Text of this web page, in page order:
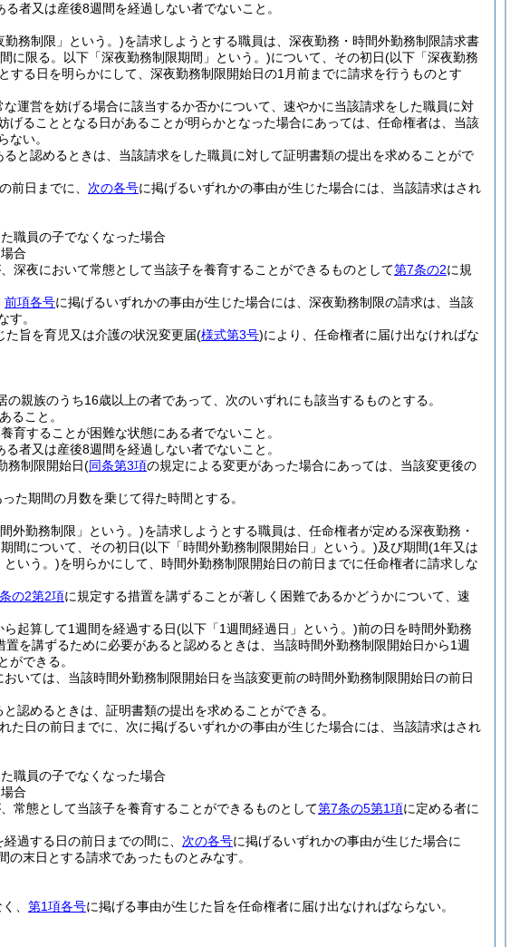
者又は産後8週間を経過しない者でないこと。
勤務制限」という。)を請求しようとする職員は、深夜勤務・時間外勤務制限請求書
に限る。以下「深夜勤務制限期間」という。)について、その初日(以下「深夜勤務
とする日を明らかにして、深夜勤務制限開始日の1月前までに請求を行うものとす
運営を妨げる場合に該当するか否かについて、速やかに当該請求をした職員に対
げることとなる日があることが明らかとなった場合にあっては、任命権者は、当該
ない。
と認めるときは、当該請求をした職員に対して証明書類の提出を求めることがで
前日までに、 次の各号に掲げるいずれかの事由が生じた場合には、当該請求はされ
職員の子でなくなった場合
合
深夜において常態として当該子を養育することができるものとして第7条の2に規
前項各号に掲げるいずれかの事由が生じた場合には、深夜勤務制限の請求は、当該
す。
た旨を育児又は介護の状況変更届(様式第3号)により、任命権者に届け出なければな
親族のうち16歳以上の者であって、次のいずれにも該当するものとする。
ること。
育することが困難な状態にある者でないこと。
者又は産後8週間を経過しない者でないこと。
務制限開始日(同条第3項の規定による変更があった場合にあっては、当該変更後の
た期間の月数を乗じて得た時間とする。
外勤務制限」という。)を請求しようとする職員は、任命権者が定める深夜勤務・
間について、その初日(以下「時間外勤務制限開始日」という。)及び期間(1年又は
という。)を明らかにして、時間外勤務制限開始日の前日までに任命権者に請求しな
の2第2項に規定する措置を講ずることが著しく困難であるかどうかについて、速
起算して1週間を経過する日(以下「1週間経過日」という。)前の日を時間外勤務
置を講ずるために必要があると認めるときは、当該時間外勤務制限開始日から1週
ができる。
いては、当該時間外勤務制限開始日を当該変更前の時間外勤務制限開始日の前日
認めるときは、証明書類の提出を求めることができる。
た日の前日までに、次に掲げるいずれかの事由が生じた場合には、当該請求はされ
職員の子でなくなった場合
合
常態として当該子を養育することができるものとして第7条の5第1項に定める者に
過する日の前日までの間に、 次の各号に掲げるいずれかの事由が生じた場合に
末日とする請求であったものとみなす。
、 第1項各号に掲げる事由が生じた旨を任命権者に届け出なければならない。